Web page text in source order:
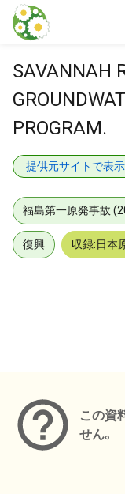
本文に飛ぶ
SAVANNAH
PROGRAM.
提供元サイトで表示
福島第一原発事故
復興 収録:日本
この資
せん。